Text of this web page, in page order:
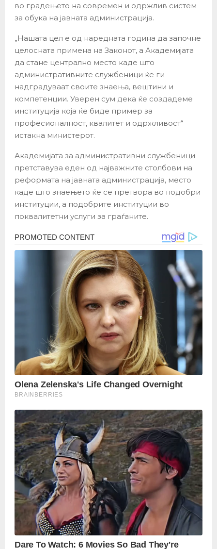
во градењето на современ и одржлив систем
за обука на јавната администрација.
„Нашата цел е од наредната година да започне
целосната примена на Законот, а Академијата
да стане централно место каде што
административните службеници ќе ги
надградуваат своите знаења, вештини и
компетенции. Уверен сум дека ќе создадеме
институција која ќе биде пример за
професионалност, квалитет и одржливост“
истакна министерот.
Академијата за административни службеници
претставува еден од најважните столбови на
реформата на јавната администрација, место
каде што знаењето ќе се претвора во подобри
институции, а подобрите институции во
поквалитетни услуги за граѓаните.